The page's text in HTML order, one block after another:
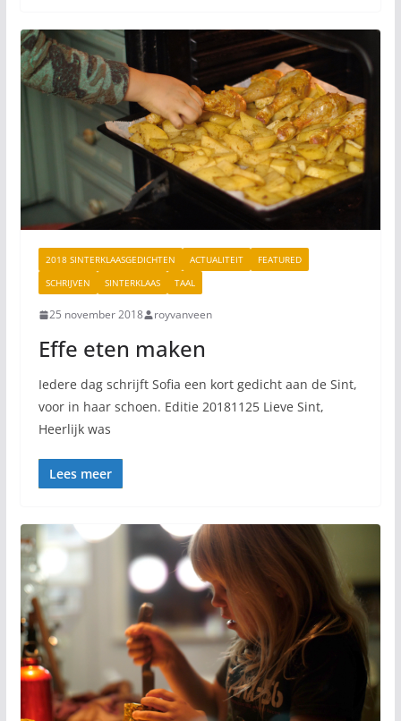
2018 SINTERKLAASGEDICHTEN ACTUALITEIT
FEATURED
SCHRIJVEN
SINTERKLAAS TAAL
25 november 2018 royvanveen
Effe eten maken
Iedere dag schrijft Sofia een kort gedicht aan de Sint,
voor in haar schoen. Editie 20181125 Lieve Sint,
Heerlijk was
Lees meer